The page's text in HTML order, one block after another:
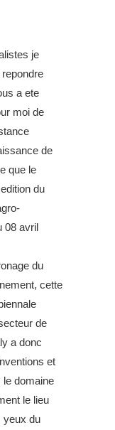
je
a ete
moi de
de
que le
du
08 avril
du
cette
de
a donc
et
le domaine
le lieu
yeux du